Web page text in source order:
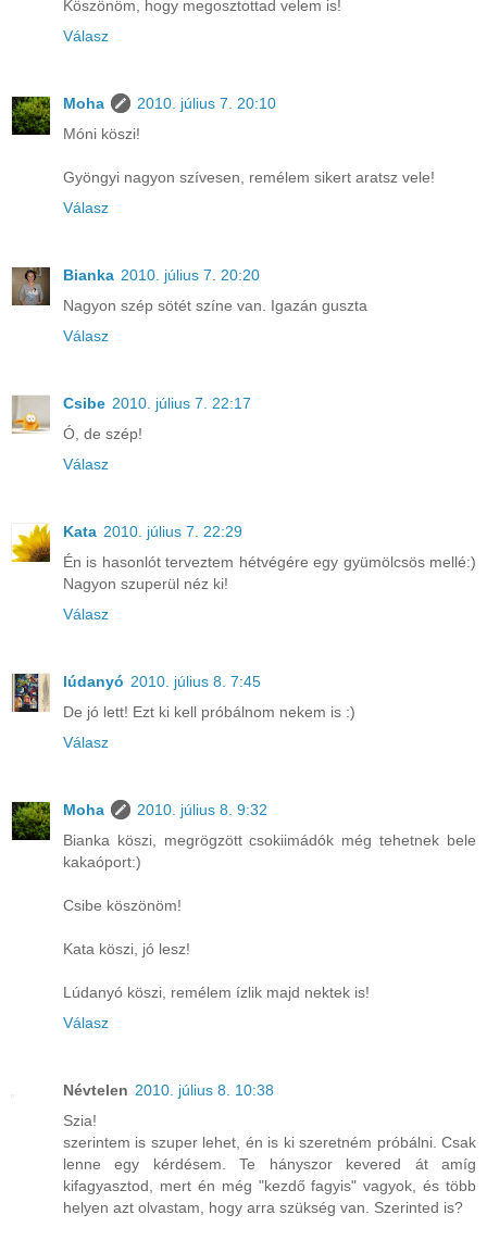
Köszönöm, hogy megosztottad velem is!
Válasz
Moha
2010. július 7. 20:10
Móni köszi!
Gyöngyi nagyon szívesen, remélem sikert aratsz vele!
Válasz
Bianka 2010. július 7. 20:20
Nagyon szép sötét színe van. Igazán guszta
Válasz
Csibe 2010. július 7. 22:17
Ó, de szép!
Válasz
Kata 2010. július 7. 22:29
Én is hasonlót terveztem hétvégére egy gyümölcsös mellé:)
Nagyon szuperül néz ki!
Válasz
lúdanyó 2010. július 8. 7:45
De jó lett! Ezt ki kell próbálnom nekem is :)
Válasz
Moha
2010. július 8. 9:32
Bianka köszi, megrögzött csokiimádók még tehetnek bele
kakaóport:)
Csibe köszönöm!
Kata köszi, jó lesz!
Lúdanyó köszi, remélem ízlik majd nektek is!
Válasz
Névtelen 2010. július 8. 10:38
Szia!
szerintem is szuper lehet, én is ki szeretném próbálni. Csak
lenne egy kérdésem. Te hányszor kevered át amíg
kifagyasztod, mert én még "kezdő fagyis" vagyok, és több
helyen azt olvastam, hogy arra szükség van. Szerinted is?